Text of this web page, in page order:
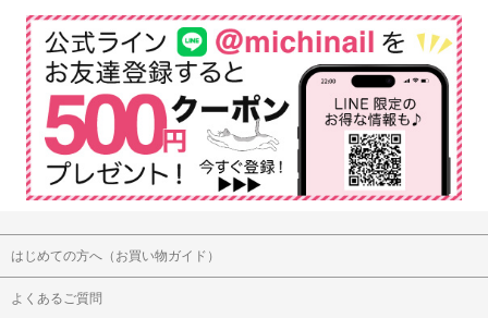
はじめての方へ（お買い物ガイド）
よくあるご質問